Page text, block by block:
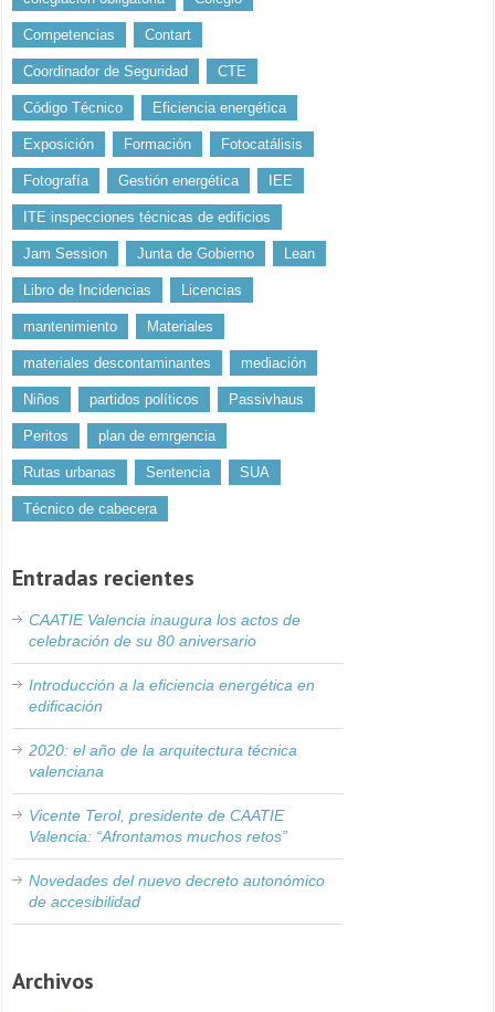
Competencias Contart
Coordinador de Seguridad CTE
Código Técnico Eficiencia energética
Exposición Formación Fotocatálisis
Fotografía Gestión energética IEE
ITE inspecciones técnicas de edificios
Jam Session Junta de Gobierno Lean
Libro de Incidencias Licencias
mantenimiento Materiales
materiales descontaminantes mediación
Niños partidos políticos Passivhaus
Peritos plan de emrgencia
Rutas urbanas Sentencia SUA
Técnico de cabecera
Entradas recientes
CAATIE Valencia inaugura los actos de
celebración de su 80 aniversario
Introducción a la eficiencia energética en
edificación
2020: el año de la arquitectura técnica
valenciana
Vicente Terol, presidente de CAATIE
Valencia: “Afrontamos muchos retos”
Novedades del nuevo decreto autonómico
de accesibilidad
Archivos